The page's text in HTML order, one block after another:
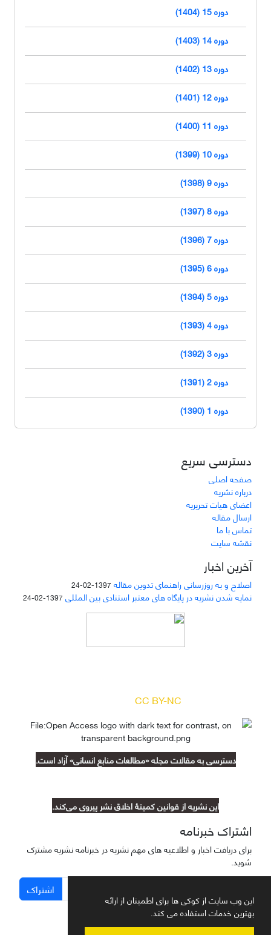
این وب سایت از کوکی ها برای اطمینان از ارائه
بهترین خدمات استفاده می کند.
دوره 15 (1404)
دوره 14 (1403)
دوره 13 (1402)
دوره 12 (1401)
دوره 11 (1400)
دوره 10 (1399)
دوره 9 (1398)
دوره 8 (1397)
دوره 7 (1396)
دوره 6 (1395)
دوره 5 (1394)
دوره 4 (1393)
دوره 3 (1392)
دوره 2 (1391)
دوره 1 (1390)
دسترسی سریع
صفحه اصلی
درباره نشریه
اعضای هیات تحریریه
ارسال مقاله
تماس با ما
نقشه سایت
آخرین اخبار
اصلاح و به روزرسانی راهنمای تدوین مقاله 1397-02-24
نمایه شدن نشریه در پایگاه های معتبر استنادی بین المللی 1397-02-24
CC BY-NC
دسترسی به مقالات مجله «مطالعات منابع انسانی» آزاد است.
این نشریه از قوانین کمیتۀ اخلاق نشر پیروی می‌کند.
اشتراک خبرنامه
برای دریافت اخبار و اطلاعیه های مهم نشریه در خبرنامه نشریه مشترک
شوید.
اشتراک